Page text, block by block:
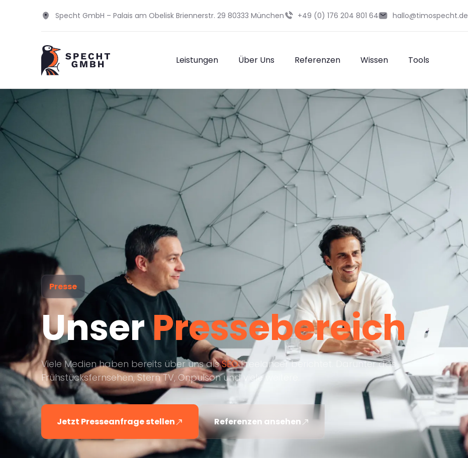
Specht GmbH – Palais am Obelisk Briennerstr. 29 80333 München +49 (0) 176 204 801 64 hallo@timospecht.de
Leistungen Über Uns Referenzen Wissen Tools
Presse
UnserPressebereich
Viele Medien haben bereits über uns alsSEOFreelancer berichtet. Darunter das
Frühstücksfernsehen, Stern TV, Onpulson und viele weitere.
Jetzt Presseanfrage stellen Referenzen ansehen